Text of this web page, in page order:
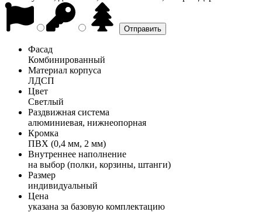
Фасад
Комбинированный
Материал корпуса
ЛДСП
Цвет
Светлый
Раздвижная система
алюминиевая, нижнеопорная
Кромка
ПВХ (0,4 мм, 2 мм)
Внутреннее наполнение
на выбор (полки, корзины, штанги)
Размер
индивидуальный
Цена
указана за базовую комплектацию